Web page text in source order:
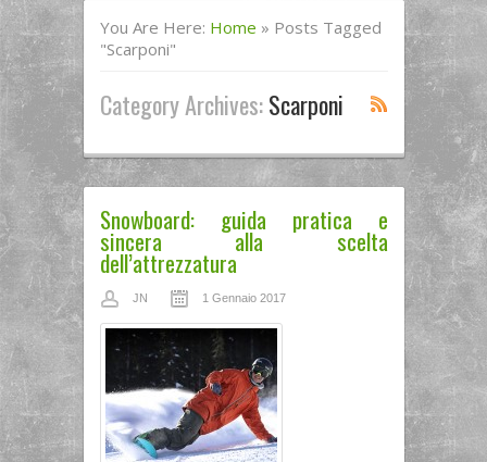
You Are Here: Home » Posts Tagged
"scarponi"
Category Archives:Scarponi
Snowboard: guida pratica e
sincera alla scelta
dell’attrezzatura
JN 1 Gennaio 2017